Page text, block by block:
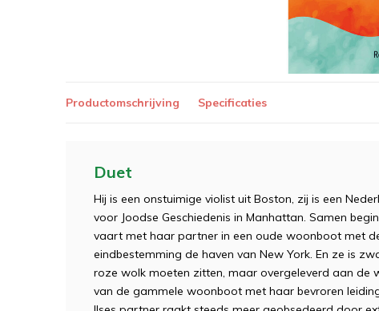
Productomschrijving Specificaties
Duet
Hij is een onstuimige violist uit Boston, zij is een
voor Joodse Geschiedenis in Manhattan. Samen
vaart met haar partner in een oude woonboot met
eindbestemming de haven van New York. En ze is
roze wolk moeten zitten, maar overgeleverd aan de
van de gammele woonboot met haar bevroren